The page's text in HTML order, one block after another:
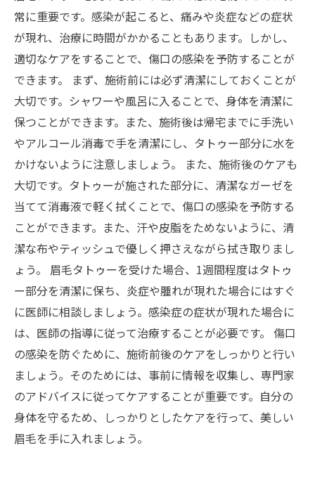
常に重要です。感染が起こると、痛みや炎症などの症状
が現れ、治療に時間がかかることもあります。しかし、
適切なケアをすることで、傷口の感染を予防することが
できます。 まず、施術前には必ず清潔にしておくことが
大切です。シャワーや風呂に入ることで、身体を清潔に
保つことができます。また、施術後は帰宅までに手洗い
やアルコール消毒で手を清潔にし、タトゥー部分に水を
かけないように注意しましょう。 また、施術後のケアも
大切です。タトゥーが施された部分に、清潔なガーゼを
当てて消毒液で軽く拭くことで、傷口の感染を予防する
ことができます。また、汗や皮脂をためないように、清
潔な布やティッシュで優しく押さえながら拭き取りまし
ょう。 眉毛タトゥーを受けた場合、1週間程度はタトゥ
ー部分を清潔に保ち、炎症や腫れが現れた場合にはすぐ
に医師に相談しましょう。感染症の症状が現れた場合に
は、医師の指導に従って治療することが必要です。 傷口
の感染を防ぐために、施術前後のケアをしっかりと行い
ましょう。そのためには、事前に情報を収集し、専門家
のアドバイスに従ってケアすることが重要です。自分の
身体を守るため、しっかりとしたケアを行って、美しい
眉毛を手に入れましょう。